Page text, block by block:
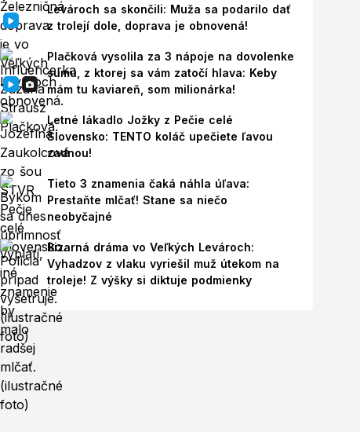
Levároch sa skončili: Muža sa podarilo dať
z trolejí dole, doprava je obnovená!
Plačková vysolila za 3 nápoje na dovolenke
sumu, z ktorej sa vám zatočí hlava: Keby
mám tu kaviareň, som milionárka!
Letné lákadlo Jožky z Pečie celé
Slovensko: TENTO koláč upečiete ľavou
zadnou!
Tieto 3 znamenia čaká náhla úľava:
Prestaňte mlčať! Stane sa niečo
neobyčajné
Bizarná dráma vo Veľkých Levároch:
Vyhadzov z vlaku vyriešil muž útekom na
troleje! Z výšky si diktuje podmienky